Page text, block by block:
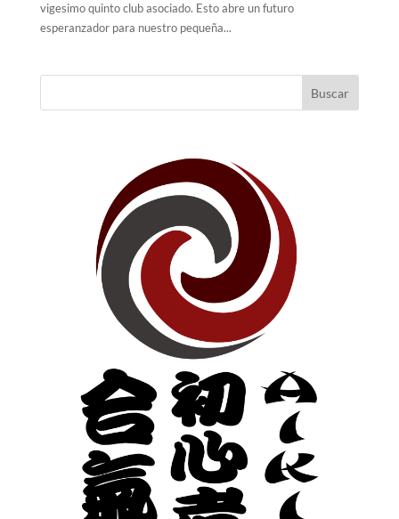
vigesimo quinto club asociado. Esto abre un futuro
esperanzador para nuestro pequeña...